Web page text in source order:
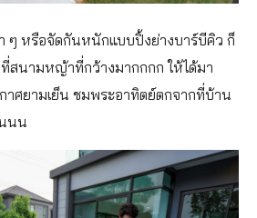
ๆ หรือจัดกันหนักแบบปิ้งย่างบาร์บีคิว ก็
สนามหญ้าที่กว้างมากกกก ให้ได้มา
ศยามเย็น ชมพระอาทิตย์ตกจากที่บ้าน
นน